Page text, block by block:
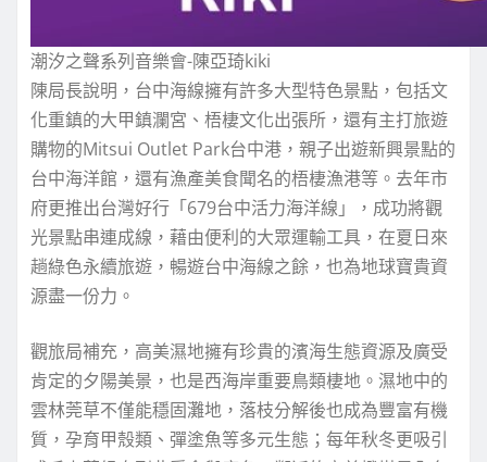
潮汐之聲系列音樂會-陳亞琦kiki
陳局長說明，台中海線擁有許多大型特色景點，包括文
化重鎮的大甲鎮瀾宮、梧棲文化出張所，還有主打旅遊
購物的Mitsui Outlet Park台中港，親子出遊新興景點的
台中海洋館，還有漁產美食聞名的梧棲漁港等。去年市
府更推出台灣好行「679台中活力海洋線」，成功將觀
光景點串連成線，藉由便利的大眾運輸工具，在夏日來
趟綠色永續旅遊，暢遊台中海線之餘，也為地球寶貴資
源盡一份力。
觀旅局補充，高美濕地擁有珍貴的濱海生態資源及廣受
肯定的夕陽美景，也是西海岸重要鳥類棲地。濕地中的
雲林莞草不僅能穩固灘地，落枝分解後也成為豐富有機
質，孕育甲殼類、彈塗魚等多元生態；每年秋冬更吸引